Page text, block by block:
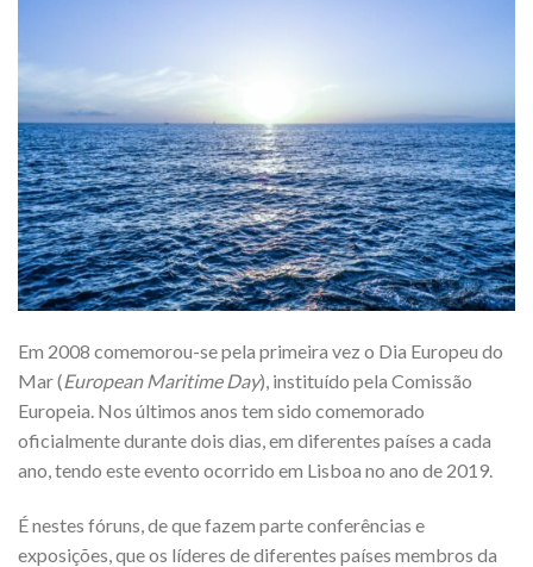
Em 2008 comemorou-se pela primeira vez o Dia Europeu do
Mar (European Maritime Day), instituído pela Comissão
Europeia. Nos últimos anos tem sido comemorado
oficialmente durante dois dias, em diferentes países a cada
ano, tendo este evento ocorrido em Lisboa no ano de 2019.
É nestes fóruns, de que fazem parte conferências e
exposições, que os líderes de diferentes países membros da